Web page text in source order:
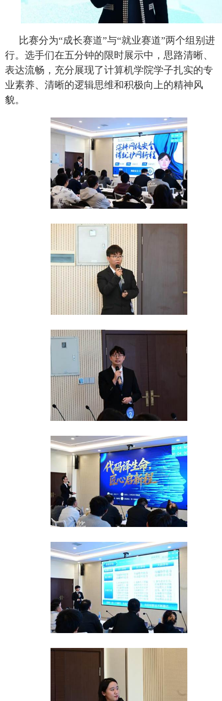
比赛分为“成长赛道”与“就业赛道”两个组别进
行。选手们在五分钟的限时展示中，思路清晰、
表达流畅，充分展现了计算机学院学子扎实的专
业素养、清晰的逻辑思维和积极向上的精神风
貌。